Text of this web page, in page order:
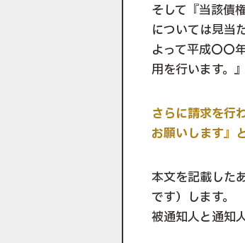
そして『当該債
については見当
よって平成〇〇
用を行います。
さらに請求を行
お願いします』
本文を記載した
です）します。
被通知人と通知